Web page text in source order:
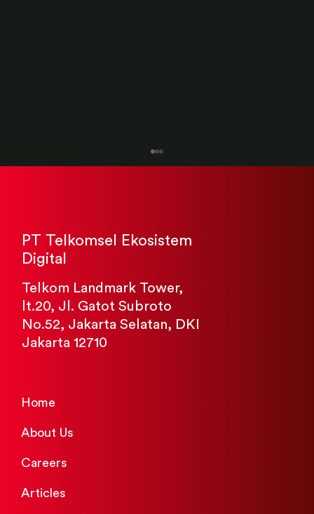
Kuncie dan SBM ITB Kembali Lahirkan
Pemimpin Masa Depan Lewat
Graduation Day Mini MBA
PT Telkomsel Ekosistem
Digital
Telkom Landmark Tower,
lt.20, Jl. Gatot Subroto
No.52, Jakarta Selatan, DKI
Jakarta 12710
Home
About Us
Careers
Articles